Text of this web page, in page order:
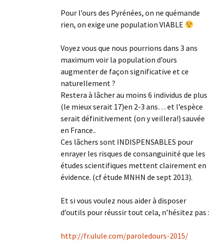
Pour l’ours des Pyrénées, on ne quémande
rien, on exige une population VIABLE
Voyez vous que nous pourrions dans 3 ans
maximum voir la population d’ours
augmenter de façon significative et ce
naturellement ?
Restera à lâcher au moins 6 individus de plus
(le mieux serait 17)en 2-3 ans… et l’espèce
serait définitivement (on y veillera!) sauvée
en France..
Ces lâchers sont INDISPENSABLES pour
enrayer les risques de consanguinité que les
études scientifiques mettent clairement en
évidence. (cf étude MNHN de sept 2013).
Et si vous voulez nous aider à disposer
d’outils pour réussir tout cela, n’hésitez pas :
http://fr.ulule.com/paroledours-2015/